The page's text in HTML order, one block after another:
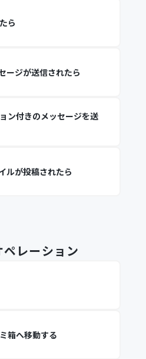
ら
ージが送信されたら
ン付きのメッセージを送
ルが投稿されたら
レーション
箱へ移動する